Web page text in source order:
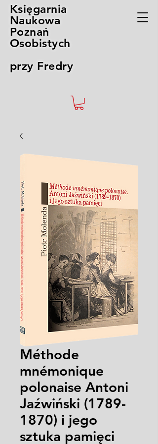
Księgarnia
Naukowa
Poznań
Osobistych
przy Fredry
Méthode
mnémonique
polonaise Antoni
Jaźwiński (1789-
1870) i jego
sztuka pamięci